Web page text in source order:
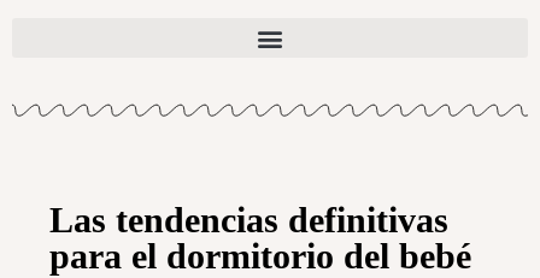
Las tendencias definitivas
para el dormitorio del bebé